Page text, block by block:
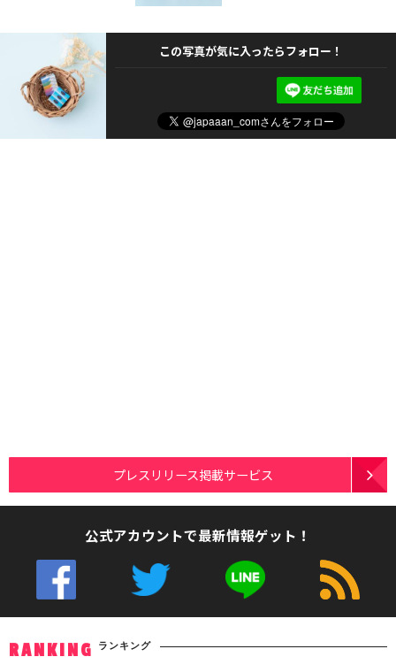
この写真が気に入ったらフォロー！
プレスリリース掲載サービス
公式アカウントで最新情報ゲット！
RANKING ランキング